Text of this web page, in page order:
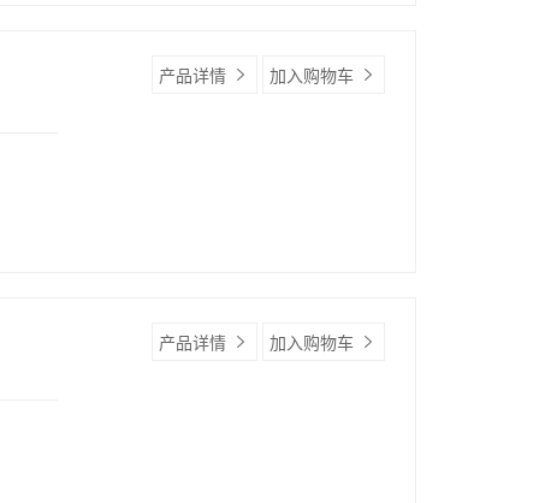
产品详情 加入购物车
产品详情 加入购物车